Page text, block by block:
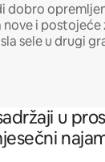
dobro
i
sele u drugi
u